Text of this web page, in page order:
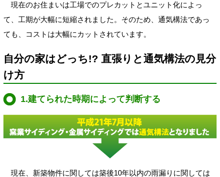
現在のお住まいは工場でのプレカットとユニット化によっ
て、工期が大幅に短縮されました。そのため、通気構法であっ
ても、コストは大幅にカットされています。
自分の家はどっち!? 直張りと通気構法の見分
け方
1.建てられた時期によって判断する
現在、新築物件に関しては築後10年以内の雨漏りに関しては